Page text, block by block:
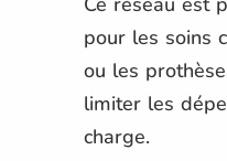
pour les soins
ou les
limiter les
charge​.